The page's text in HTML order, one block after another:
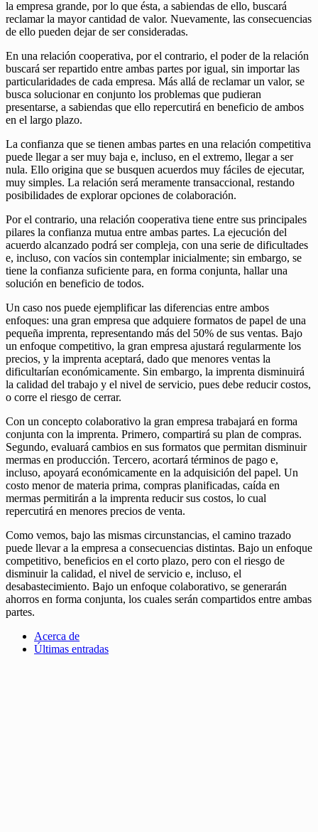
la empresa grande, por lo que ésta, a sabiendas de ello, buscará
reclamar la mayor cantidad de valor. Nuevamente, las consecuencias
de ello pueden dejar de ser consideradas.
En una relación cooperativa, por el contrario, el poder de la relación
buscará ser repartido entre ambas partes por igual, sin importar las
particularidades de cada empresa. Más allá de reclamar un valor, se
busca solucionar en conjunto los problemas que pudieran
presentarse, a sabiendas que ello repercutirá en beneficio de ambos
en el largo plazo.
La confianza que se tienen ambas partes en una relación competitiva
puede llegar a ser muy baja e, incluso, en el extremo, llegar a ser
nula. Ello origina que se busquen acuerdos muy fáciles de ejecutar,
muy simples. La relación será meramente transaccional, restando
posibilidades de explorar opciones de colaboración.
Por el contrario, una relación cooperativa tiene entre sus principales
pilares la confianza mutua entre ambas partes. La ejecución del
acuerdo alcanzado podrá ser compleja, con una serie de dificultades
e, incluso, con vacíos sin contemplar inicialmente; sin embargo, se
tiene la confianza suficiente para, en forma conjunta, hallar una
solución en beneficio de todos.
Un caso nos puede ejemplificar las diferencias entre ambos
enfoques: una gran empresa que adquiere formatos de papel de una
pequeña imprenta, representando más del 50% de sus ventas. Bajo
un enfoque competitivo, la gran empresa ajustará regularmente los
precios, y la imprenta aceptará, dado que menores ventas la
dificultarían económicamente. Sin embargo, la imprenta disminuirá
la calidad del trabajo y el nivel de servicio, pues debe reducir costos,
o corre el riesgo de cerrar.
Con un concepto colaborativo la gran empresa trabajará en forma
conjunta con la imprenta. Primero, compartirá su plan de compras.
Segundo, evaluará cambios en sus formatos que permitan disminuir
mermas en producción. Tercero, acortará términos de pago e,
incluso, apoyará económicamente en la adquisición del papel. Un
costo menor de materia prima, compras planificadas, caída en
mermas permitirán a la imprenta reducir sus costos, lo cual
repercutirá en menores precios de venta.
Como vemos, bajo las mismas circunstancias, el camino trazado
puede llevar a la empresa a consecuencias distintas. Bajo un enfoque
competitivo, beneficios en el corto plazo, pero con el riesgo de
disminuir la calidad, el nivel de servicio e, incluso, el
desabastecimiento. Bajo un enfoque colaborativo, se generarán
ahorros en forma conjunta, los cuales serán compartidos entre ambas
partes.
Acerca de
Últimas entradas